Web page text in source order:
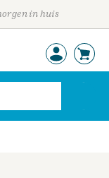
in huis